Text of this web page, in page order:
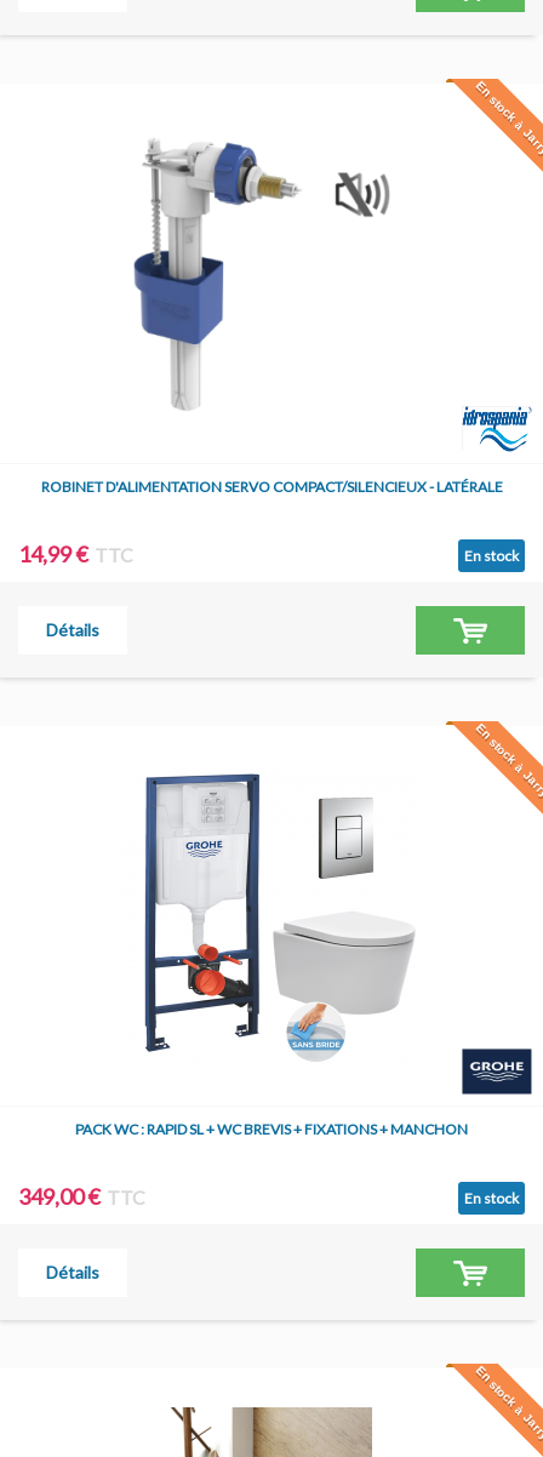
En stock à
ROBINET D'ALIMENTATION SERVO COMPACT/SILENCIEUX - LATÉRALE
14,99 € TTC En stock
Détails
En stock à
PACK WC : RAPID SL + WC BREVIS + FIXATIONS + MANCHON
349,00 € TTC En stock
Détails
En stock à